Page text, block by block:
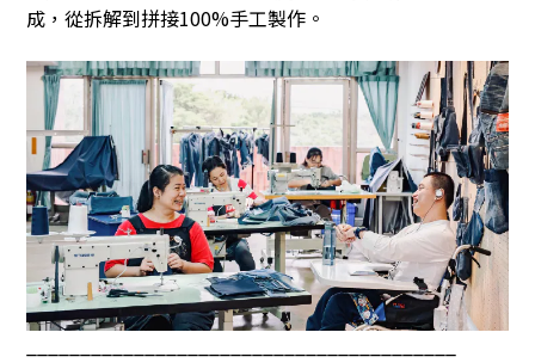
成，從拆解到拼接100%手工製作。